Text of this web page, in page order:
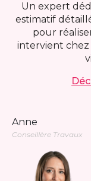
Un expert
estimatif
pour
intervient
Anne
Conseillère Travaux